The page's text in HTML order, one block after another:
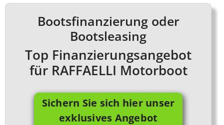
Bootsfinanzierung oder
Bootsleasing
Top Finanzierungsangebot
für RAFFAELLI Motorboot
Sichern Sie sich hier unser
exklusives Angebot